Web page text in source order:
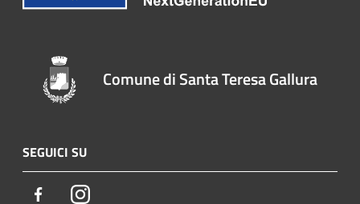
Comune di Santa Teresa Gallura
SEGUICI SU
FacebookInstagram